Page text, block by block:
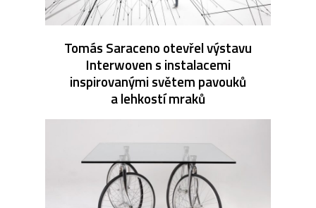
Tomás Saraceno otevřel výstavu
Interwoven s instalacemi
inspirovanými světem pavouků
a lehkostí mraků